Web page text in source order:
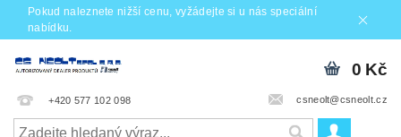
Pokud naleznete nižší cenu, vyžádejte si u nás speciální
nabídku.
+420 577 102 098 csneolt@csneolt.cz
0 Kč